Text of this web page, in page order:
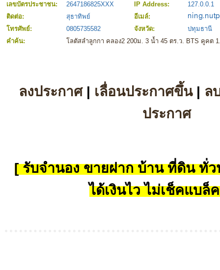
เลขบัตรประชาชน: 2647186825XXX IP Address:
127.0.0.1
ติดต่อ:
สุธาทิพย์
อีเมล์:
โทรศัพย์:
0805735582 จังหวัด:
ปทุมธานี
คำค้น:
โลตัสลำลูกกา คลอง2 200ม. 3 น้ำ 45 ตร.ว. BTS คูคต
ลงประกาศ| เลื่อนประกาศขึ้น| ล
ประกาศ
[ รับจำนอง ขายฝาก บ้าน ที่ดิน ทั่ว
ได้เงินไว ไม่เช็คแบล็